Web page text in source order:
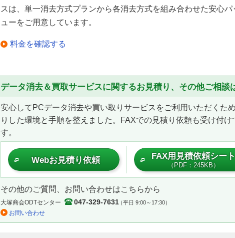
スは、単一消去方式プランから各消去方式を組み合わせた安心
ューをご用意しています。
料金を確認する
データ消去＆買取サービスに関するお見積り、その他ご相談
安心してPCデータ消去や買い取りサービスをご利用いただくた
りした環境と手順を整えました。FAXでの見積り依頼も受け付け
す。
Webお見積り依頼 FAX用見積依頼シート
（PDF：245KB）
その他のご質問、お問い合わせはこちらから
大塚商会ODTセンター 047-329-7631（平日 9:00～17:30）
お問い合わせ